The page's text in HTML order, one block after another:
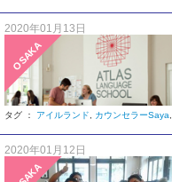
2020年01月13日
OSAKA
タグ ： アイルランド, カウンセラーSaya,
2020年01月12日